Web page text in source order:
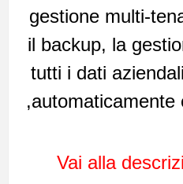
gestione multi-
il backup, la
tutti i dati
,automaticamente
Vai alla